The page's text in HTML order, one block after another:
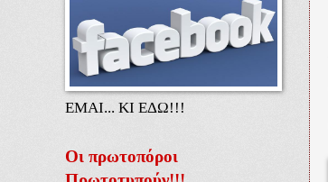
ΕΜΑΙ... ΚΙ ΕΔΩ!!!
Οι πρωτοπόροι